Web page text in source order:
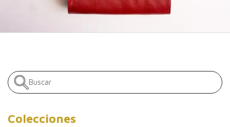
Colecciones